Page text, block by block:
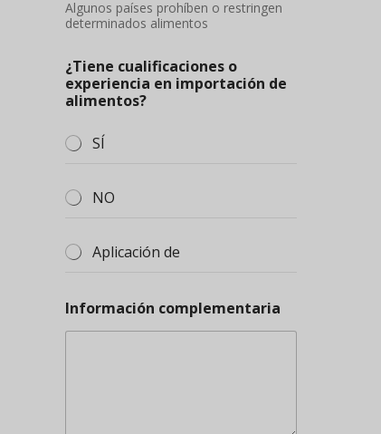
Algunos países prohíben o restringen
determinados alimentos
¿Tiene cualificaciones o
experiencia en importación de
alimentos?
SÍ
NO
Aplicación de
Información complementaria